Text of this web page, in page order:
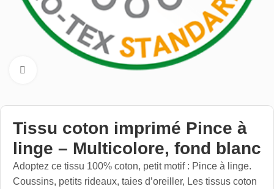
Cliquez pour aggrandir
Tissu coton imprimé Pince à
linge – Multicolore, fond blanc
Adoptez ce tissu 100% coton, petit motif : Pince à linge.
Coussins, petits rideaux, taies d’oreiller, Les tissus coton